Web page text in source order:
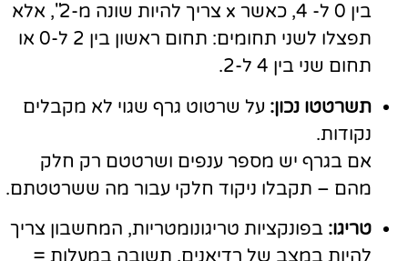
בין 0 ל- 4, כאשר x צריך להיות שונה מ-2", אלא
תפצלו לשני תחומים: תחום ראשון בין 2 ל-0 או
תחום שני בין 4 ל-2.
תשרטטו נכון: על שרטוט גרף שגוי לא מקבלים
נקודות.
אם בגרף יש מספר ענפים ושרטטם רק חלק
מהם – תקבלו ניקוד חלקי עבור מה ששרטטתם.
טריגו: בפונקציות טריגונומטריות, המחשבון צריך
להיות במצב של רדיאנים, תשובה במעלות =